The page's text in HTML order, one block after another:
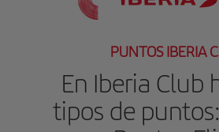
PUNTOS IBERIA
En Iberia Club
tipos de